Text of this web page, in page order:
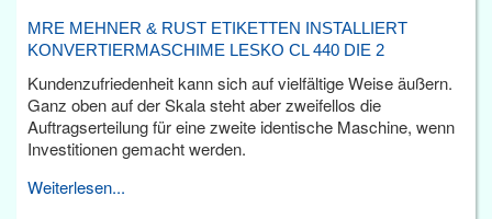
MRE MEHNER & RUST ETIKETTEN INSTALLIERT
KONVERTIERMASCHIME LESKO CL 440 DIE 2
Kundenzufriedenheit kann sich auf vielfältige Weise äußern.
Ganz oben auf der Skala steht aber zweifellos die
Auftragserteilung für eine zweite identische Maschine, wenn
Investitionen gemacht werden.
Weiterlesen...